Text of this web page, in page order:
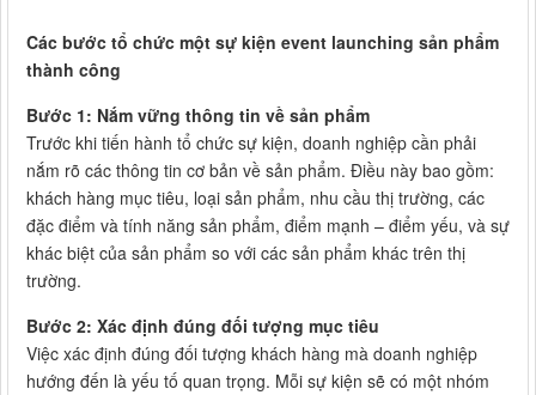
Các bước tổ chức một sự kiện event launching sản phẩm
thành công
Bước 1: Nắm vững thông tin về sản phẩm
Trước khi tiến hành tổ chức sự kiện, doanh nghiệp cần phải
nắm rõ các thông tin cơ bản về sản phẩm. Điều này bao gồm:
khách hàng mục tiêu, loại sản phẩm, nhu cầu thị trường, các
đặc điểm và tính năng sản phẩm, điểm mạnh – điểm yếu, và sự
khác biệt của sản phẩm so với các sản phẩm khác trên thị
trường.
Bước 2: Xác định đúng đối tượng mục tiêu
Việc xác định đúng đối tượng khách hàng mà doanh nghiệp
hướng đến là yếu tố quan trọng. Mỗi sự kiện sẽ có một nhóm